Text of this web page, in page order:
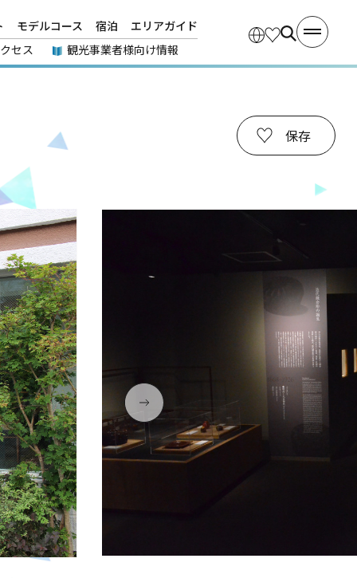
モデルコース 宿泊
エリアガイド
セス
観光事業者様向け情報
保存